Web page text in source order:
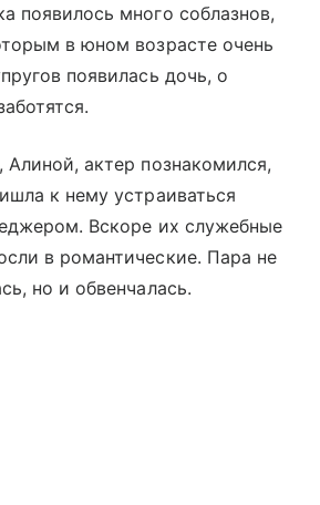
появилось много соблазнов,
в юном возрасте очень
появилась дочь, о
актер познакомился,
к нему устраиваться
Вскоре их служебные
в романтические. Пара не
но и обвенчалась.